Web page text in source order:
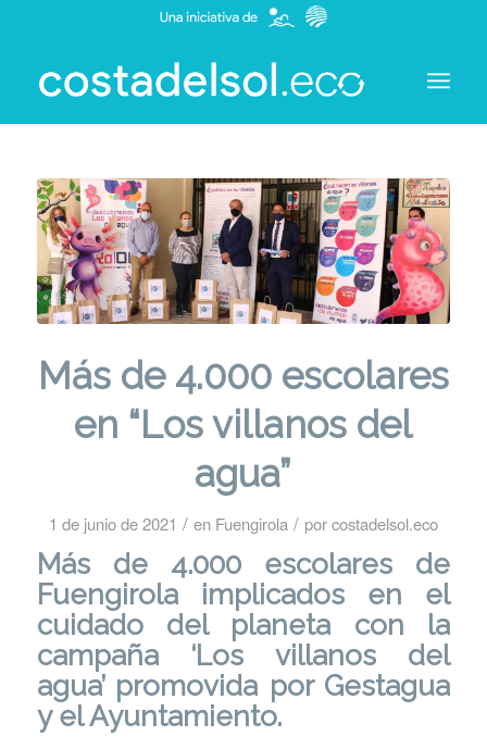
Más de 4.000 escolares
en “Los villanos del
agua”
1 de junio de 2021 / en Fuengirola / porcostadelsol.eco
Más de 4.000 escolares de
Fuengirola implicados en el
cuidado del planeta con la
campaña ‘Los villanos del
agua’ promovida por Gestagua
y el Ayuntamiento.